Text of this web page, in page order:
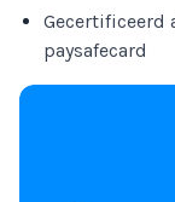
paysafecard